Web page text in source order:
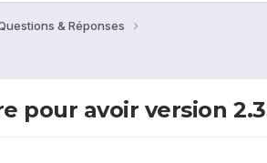
& Réponses
pour avoir version